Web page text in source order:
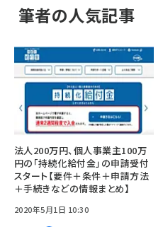
筆者の人気記事
法人200万円、個人事業主100万
円の「持続化給付金」の申請受付
スタート【要件＋条件＋申請方法
＋手続きなどの情報まとめ】
2020年5月1日 10:30